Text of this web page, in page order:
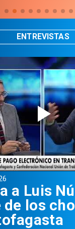
a Luis
los
ENTREVISTAS